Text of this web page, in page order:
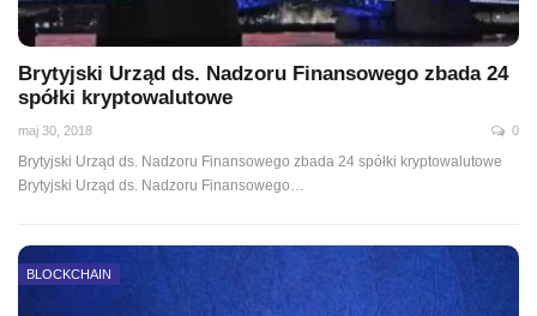
Brytyjski Urząd ds. Nadzoru Finansowego zbada 24
spółki kryptowalutowe
maj 30, 2018 0
Brytyjski Urząd ds. Nadzoru Finansowego zbada 24 spółki kryptowalutowe
Brytyjski Urząd ds. Nadzoru Finansowego…
BLOCKCHAIN